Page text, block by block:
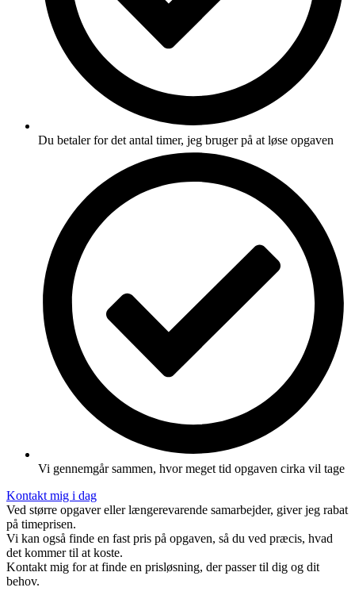
Du betaler for det antal timer, jeg bruger på at løse opgaven
Vi gennemgår sammen, hvor meget tid opgaven cirka vil tage
Kontakt mig i dag
Ved større opgaver eller længerevarende samarbejder, giver jeg rabat
på timeprisen.
Vi kan også finde en fast pris på opgaven, så du ved præcis, hvad
det kommer til at koste.
Kontakt mig for at finde en prisløsning, der passer til dig og dit
behov.